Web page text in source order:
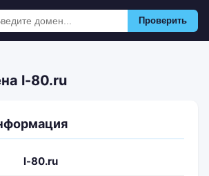
Проверить
l-80.ru
l-80.ru